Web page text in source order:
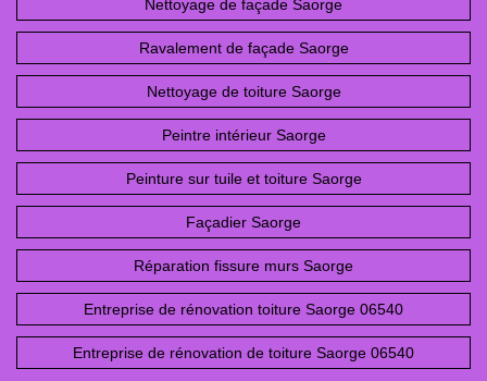
Nettoyage de façade Saorge
Ravalement de façade Saorge
Nettoyage de toiture Saorge
Peintre intérieur Saorge
Peinture sur tuile et toiture Saorge
Façadier Saorge
Réparation fissure murs Saorge
Entreprise de rénovation toiture Saorge 06540
Entreprise de rénovation de toiture Saorge 06540